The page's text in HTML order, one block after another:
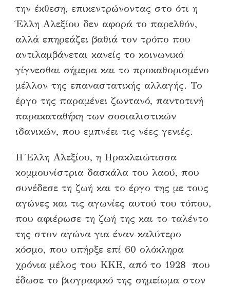
την έκθεση, επικεντρώνοντας στο ότι η
Έλλη Αλεξίου δεν αφορά το παρελθόν,
αλλά επηρεάζει βαθιά τον τρόπο που
αντιλαμβάνεται κανείς το κοινωνικό
γίγνεσθαι σήμερα και το προκαθορισμένο
μέλλον της επαναστατικής αλλαγής. Το
έργο της παραμένει ζωντανό, παντοτινή
παρακαταθήκη των σοσιαλιστικών
ιδανικών, που εμπνέει τις νέες γενιές.
Η Έλλη Αλεξίου, η Ηρακλειώτισσα
κομμουνίστρια δασκάλα του λαού, που
συνέδεσε τη ζωή και το έργο της με τους
αγώνες και τις αγωνίες αυτού του τόπου,
που αφιέρωσε τη ζωή της και το ταλέντο
της στον αγώνα για έναν καλύτερο
κόσμο, που υπήρξε επί 60 ολόκληρα
χρόνια μέλος του ΚΚΕ, από το 1928 που
έδωσε το βιογραφικό της σημείωμα στον